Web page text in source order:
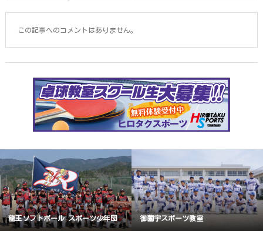
この記事へのコメントはありません。
龍王ソフトボール スポーツ少年団 御薗宇スポーツ教室